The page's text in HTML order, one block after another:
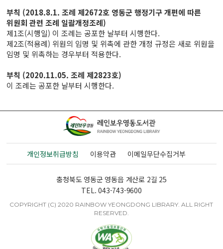
부칙 (2018.8.1. 조례 제2672호 영동군 행정기구 개편에 따른
위원회 관련 조례 일괄개정조례)
제1조(시행일) 이 조례는 공포한 날부터 시행한다.
제2조(적용례) 위원의 임명 및 위촉에 관한 개정 규정은 새로 위원을
임명 및 위촉하는 경우부터 적용한다.
부칙 (2020.11.05. 조례 제2823호)
이 조례는 공포한 날부터 시행한다.
개인정보취급방침 이용약관 이메일무단수집거부
충청북도 영동군 영동읍 계산로 2길 25
TEL. 043-743-9600
COPYRIGHT (C) 2020 RAINBOW YEONGDONG LIBRARY. ALL RIGHT
RESERVED.